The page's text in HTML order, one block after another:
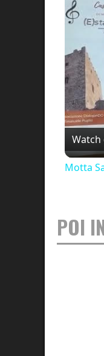
Watch
Motta
POI